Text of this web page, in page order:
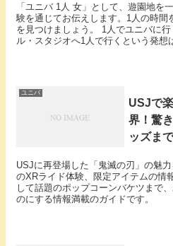
「ユニバ 1人 女」として、遊園地を
験を通じてお伝えします。1人の時間
を見つけましょう。 1人でユニバに
ル・スタジオへ1人で行くという発想
ユニバ
USJで
界！驚
ッズま
USJに再登場した「鬼滅の刃」の魅
のXRライド体験、限定アイテムの情
して話題のポップコーンバケツまで
のにする情報満載のガイドです。